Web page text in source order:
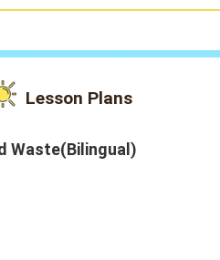
Lesson Plans
Waste(Bilingual)